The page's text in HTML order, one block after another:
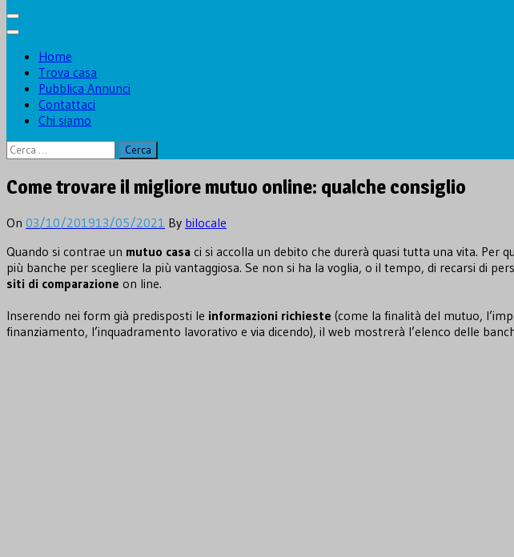
Home
Trova casa
Pubblica Annunci
Contattaci
Chi siamo
Ricerca
per:
Come trovare il migliore mutuo online: qualche consiglio
On 03/10/201913/05/2021 By bilocale
Quando si contrae un mutuo casa ci si accolla un debito che durerà quasi tutta una vita. Per
più banche per scegliere la più vantaggiosa. Se non si ha la voglia, o il tempo, di recarsi di
siti di comparazione on line.
Inserendo nei form già predisposti le informazioni richieste (come la finalità del mutuo,
finanziamento, l’inquadramento lavorativo e via dicendo), il web mostrerà l’elenco delle